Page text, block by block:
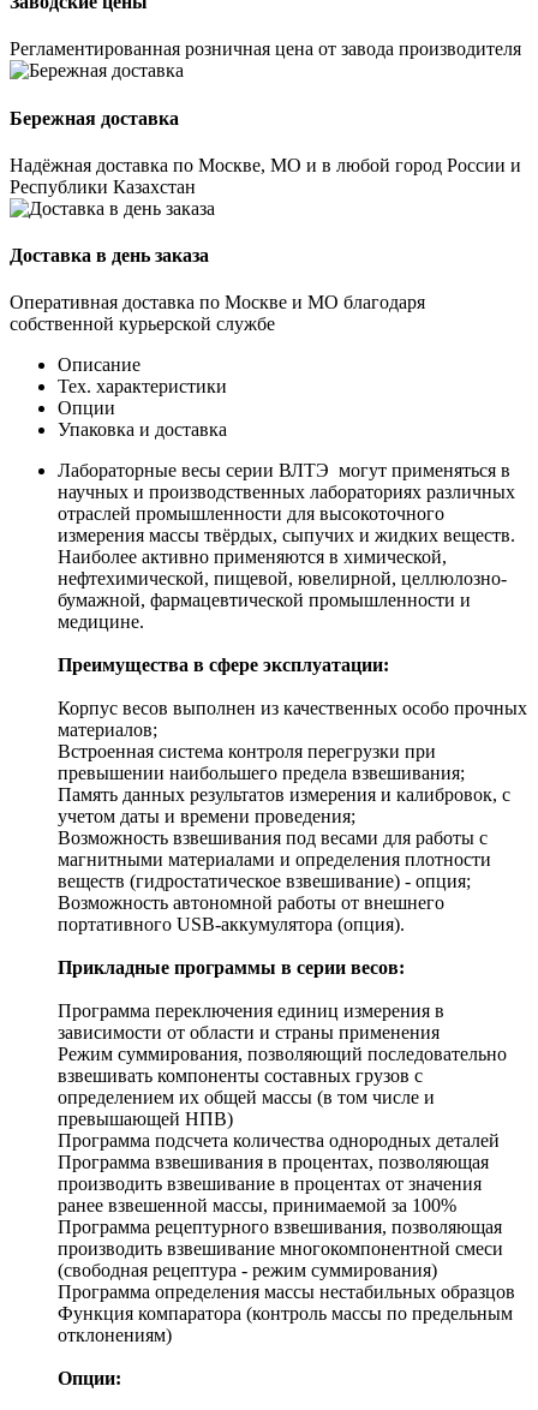
Регламентированная розничная цена от завода производителя
Бережная доставка
Надёжная доставка по Москве, МО и в любой город России и
Республики Казахстан
Доставка в день заказа
Оперативная доставка по Москве и МО благодаря
собственной курьерской службе
Описание
Тех. характеристики
Опции
Упаковка и доставка
Лабораторные весы серии ВЛТЭ могут применяться в
научных и производственных лабораториях различных
отраслей промышленности для высокоточного
измерения массы твёрдых, сыпучих и жидких веществ.
Наиболее активно применяются в химической,
нефтехимической, пищевой, ювелирной, целлюлозно-
бумажной, фармацевтической промышленности и
медицине.
Преимущества в сфере эксплуатации:
Корпус весов выполнен из качественных особо прочных
материалов;
Встроенная система контроля перегрузки при
превышении наибольшего предела взвешивания;
Память данных результатов измерения и калибровок, с
учетом даты и времени проведения;
Возможность взвешивания под весами для работы с
магнитными материалами и определения плотности
веществ (гидростатическое взвешивание) - опция;
Возможность автономной работы от внешнего
портативного USB-аккумулятора (опция).
Прикладные программы в серии весов:
Программа переключения единиц измерения в
зависимости от области и страны применения
Режим суммирования, позволяющий последовательно
взвешивать компоненты составных грузов с
определением их общей массы (в том числе и
превышающей НПВ)
Программа подсчета количества однородных деталей
Программа взвешивания в процентах, позволяющая
производить взвешивание в процентах от значения
ранее взвешенной массы, принимаемой за 100%
Программа рецептурного взвешивания, позволяющая
производить взвешивание многокомпонентной смеси
(свободная рецептура - режим суммирования)
Программа определения массы нестабильных образцов
Функция компаратора (контроль массы по предельным
отклонениям)
Опции: